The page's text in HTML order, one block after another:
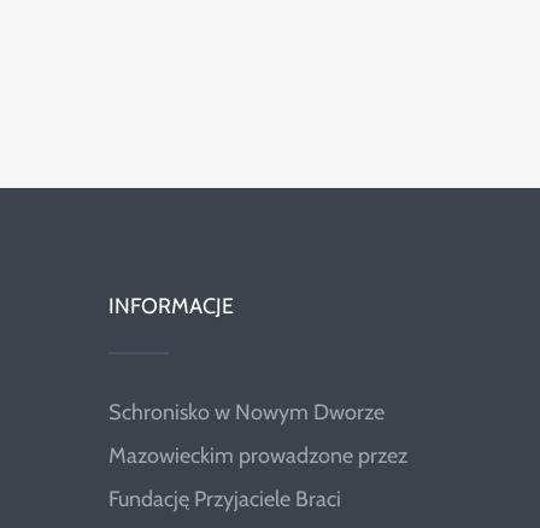
INFORMACJE
Schronisko w Nowym Dworze
Mazowieckim prowadzone przez
Fundację Przyjaciele Braci